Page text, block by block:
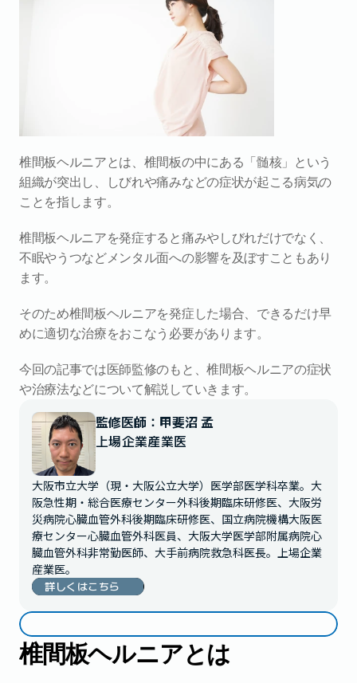
椎間板ヘルニアとは、椎間板の中にある「髄核」という
組織が突出し、しびれや痛みなどの症状が起こる病気の
ことを指します。
椎間板ヘルニアを発症すると痛みやしびれだけでなく、
不眠やうつなどメンタル面への影響を及ぼすこともあり
ます。
そのため椎間板ヘルニアを発症した場合、できるだけ早
めに適切な治療をおこなう必要があります。
今回の記事では医師監修のもと、椎間板ヘルニアの症状
や治療法などについて解説していきます。
監修医師：甲斐沼 孟
上場企業産業医
大阪市立大学（現・大阪公立大学）医学部医学科卒業。大
阪急性期・総合医療センター外科後期臨床研修医、大阪労
災病院心臓血管外科後期臨床研修医、国立病院機構大阪医
療センター心臓血管外科医員、大阪大学医学部附属病院心
臓血管外科非常勤医師、大手前病院救急科医長。上場企業
産業医。
詳しくはこちら
椎間板ヘルニアとは